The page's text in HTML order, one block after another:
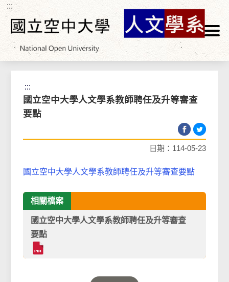
跳到主要內容區塊
:::
首頁>教師專區 >權利義務 > 相關法規
:::
國立空中大學人文學系教師聘任及升等審查
要點
日期：114-05-23
國立空中大學人文學系教師聘任及升等審查要點
相關檔案
國立空中大學人文學系教師聘任及升等審查
要點